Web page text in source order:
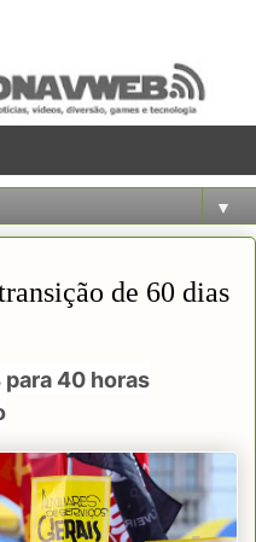
▼
de 60 dias
para 40 horas